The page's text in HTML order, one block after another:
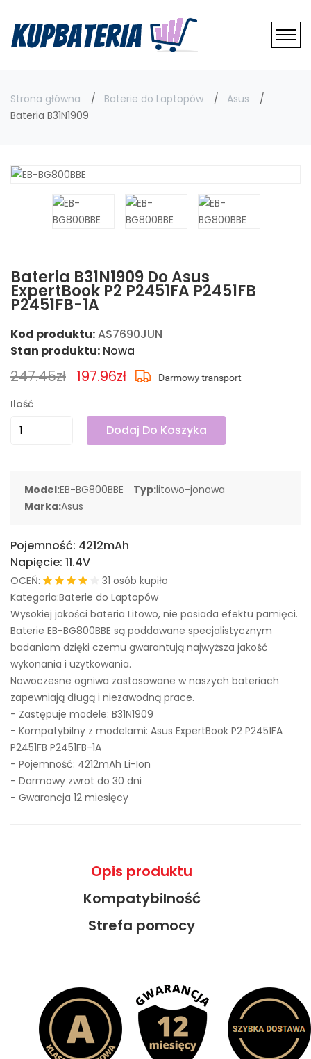
Strona główna Baterie do Laptopów
Asus
Bateria B31N1909
Bateria B31N1909 Do Asus
ExpertBook P2 P2451FA P2451FB
P2451FB-1A
Kod produktu:AS7690JUN
Stan produktu: Nowa
247.45zł 197.96zł
Ilość
Dodaj Do Koszyka
Model:EB-BG800BBE Typ:litowo-jonowa
Marka:Asus
Pojemność: 4212mAh
Napięcie: 11.4V
OCEŃ:
31 osób kupiło
Kategoria:Baterie do Laptopów
Wysokiej jakości bateria Litowo, nie posiada efektu pamięci.
Baterie EB-BG800BBE są poddawane specjalistycznym
badaniom dzięki czemu gwarantują najwyższa jakość
wykonania i użytkowania.
Nowoczesne ogniwa zastosowane w naszych bateriach
zapewniają długą i niezawodną prace.
- Zastępuje modele: B31N1909
- Kompatybilny z modelami: Asus ExpertBook P2 P2451FA
P2451FB P2451FB-1A
- Pojemność: 4212mAh Li-Ion
- Darmowy zwrot do 30 dni
- Gwarancja 12 miesięcy
Opis produktu
Kompatybilność
Strefa pomocy